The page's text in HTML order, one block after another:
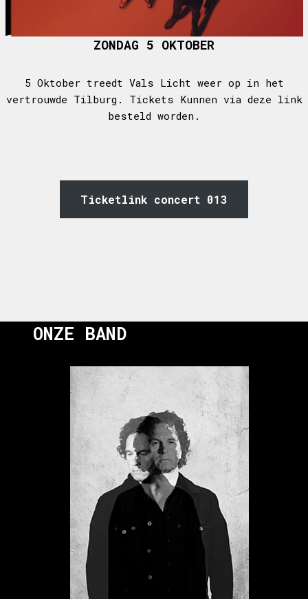
ZONDAG 5 OKTOBER
5 Oktober treedt Vals Licht weer op in het
vertrouwde Tilburg. Tickets Kunnen via deze link
besteld worden.
Ticketlink concert 013
ONZE BAND